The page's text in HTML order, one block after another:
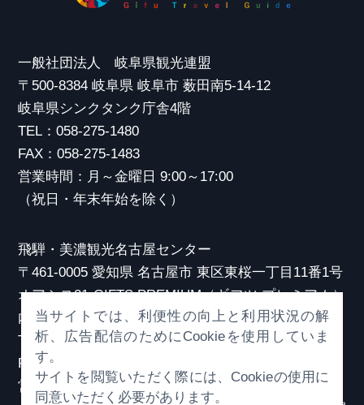
一般社団法人 岐阜県観光連盟
〒500-8384 岐阜県 岐阜市 薮田南5-14-12
岐阜県シンクタンク庁舎4階
TEL：058-275-1480
FAX：058-275-1483
営業時間：月～金曜日 9:00～17:00
（祝日・年末年始を除く）
飛騨・美濃観光名古屋センター
〒461-0005 愛知県 名古屋市 東区東桜一丁目11番1号
オアシス21 GIFTS PREMIUM（ギフツ プレミアム）
内
TEL：052-253-6185
FAX：052-253-6186
営業時間：10:00～21:00
当サイトでは、利便性の向上と利用状況の解
析、広告配信のためにCookieを使用していま
す。
サイトを閲覧いただく際には、Cookieの使用に
同意いただく必要があります。